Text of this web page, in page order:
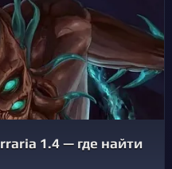
1.4 — где найти